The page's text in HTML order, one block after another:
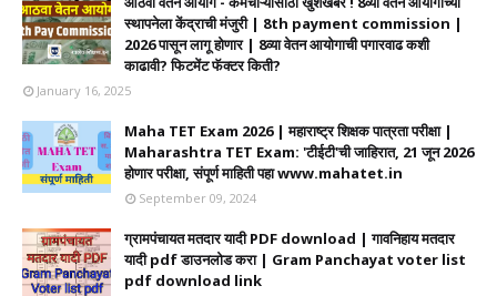
स्थापनेला केंद्राची मंजुरी | 8th payment commission |
2026 पासून लागू होणार | 8व्या वेतन आयोगाची पगारवाढ कशी
काढावी? फिटमेंट फॅक्टर किती?
January 16, 2025
Maha TET Exam 2026 | महाराष्ट्र शिक्षक पात्रता परीक्षा |
Maharashtra TET Exam: 'टीईटी'ची जाहिरात, 21 जून 2026
होणार परीक्षा, संपूर्ण माहिती पहा www.mahatet.in
September 09, 2024
ग्रामपंचायत मतदार यादी PDF download | गावनिहाय मतदार
यादी pdf डाउनलोड करा | Gram Panchayat voter list
pdf download link